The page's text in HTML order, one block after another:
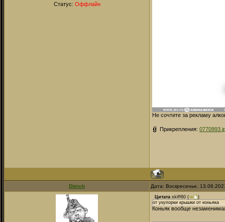
Статус: Оффлайн
Не сочтите за рекламу
Прикрепления:
Ditrich Дата: Воскресенье,
Цитата skiff60 (
)
от укупорки крышки от коньяка
Коньяк вообще